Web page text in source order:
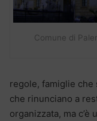
Comune di
regole, famiglie
che rinunciano a
organizzata, ma c’è